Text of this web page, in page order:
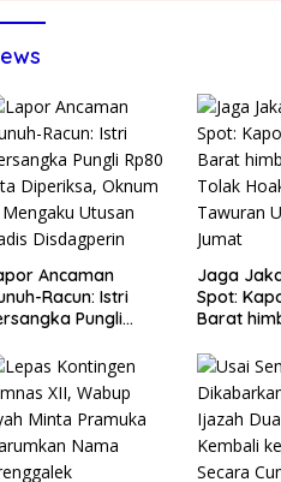
Ancaman
Racun: Istri
Pungli
G Mengaku
Kadis
Jaga
Spot:
Barat
Tawuran
Jumat